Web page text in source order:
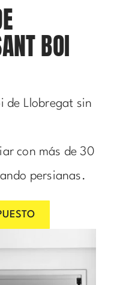
BOI
de Llobregat sin
con más de 30
persianas.